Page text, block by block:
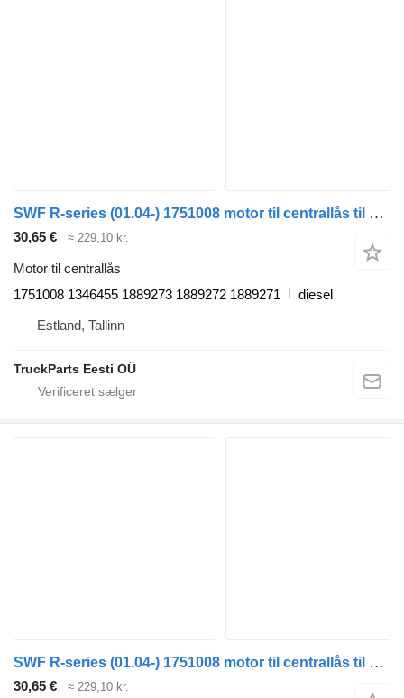
SWF R-series (01.04-) 1751008 motor til centrallås til Scania P,G,R,T-series (2004-2017) trækker
30,65 € ≈ 229,10 kr.
Motor til centrallås
1751008 1346455 1889273 1889272 1889271
diesel
Estland, Tallinn
TruckParts Eesti OÜ
SWF R-series (01.04-) 1751008 motor til centrallås til Scania P,G,R,T-series (2004-2017) trækker
30,65 € ≈ 229,10 kr.